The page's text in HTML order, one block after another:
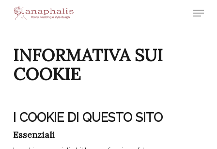
Menu
INFORMATIVA SUI
COOKIE
I COOKIE DI QUESTO SITO
Essenziali